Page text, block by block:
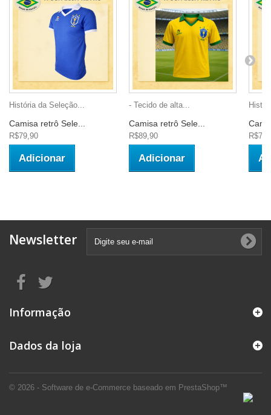
História da Seleção...
Camisa retrô Sele...
R$79,90
Adicionar
- Tecido de alta...
Camisa retrô Sele...
R$89,90
Adicionar
Newsletter
Informação
© 2026 - Software de e-Commerce baseado em PrestaShop™
Dados da loja